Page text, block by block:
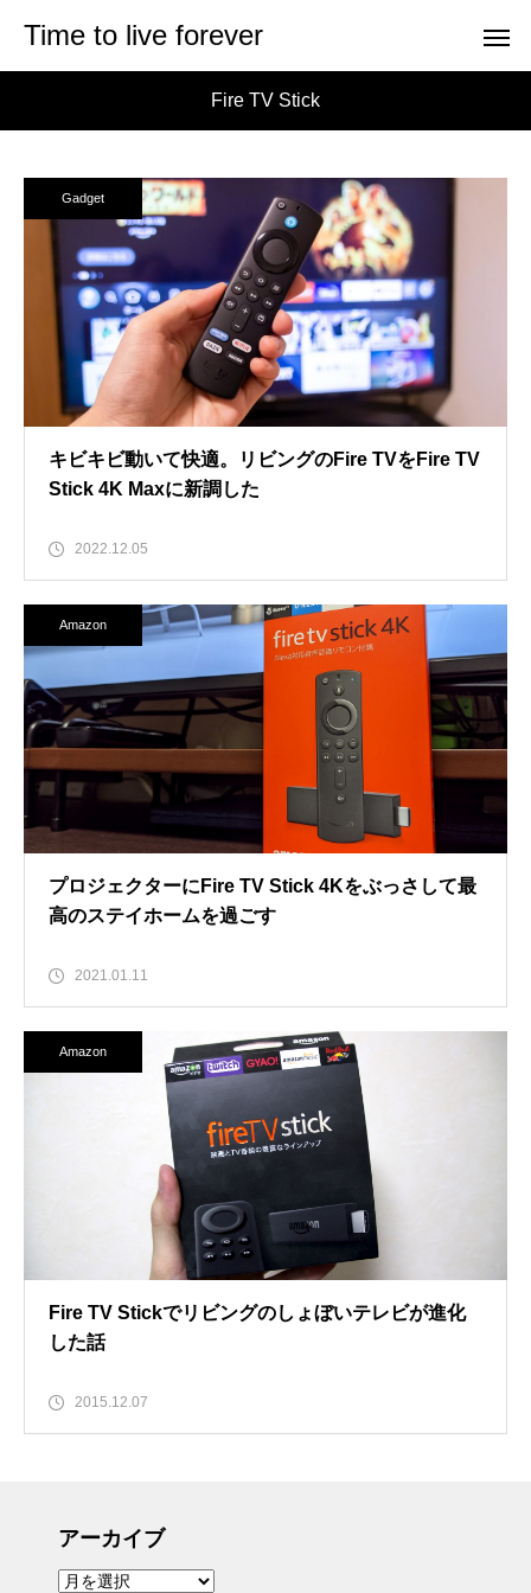
Time to live forever
Fire TV Stick
Gadget
キビキビ動いて快適。リビングのFire TVをFire TV
Stick 4K Maxに新調した
2022.12.05
Amazon
プロジェクターにFire TV Stick 4Kをぶっさして最
高のステイホームを過ごす
2021.01.11
Amazon
Fire TV Stickでリビングのしょぼいテレビが進化
した話
2015.12.07
アーカイブ
ア